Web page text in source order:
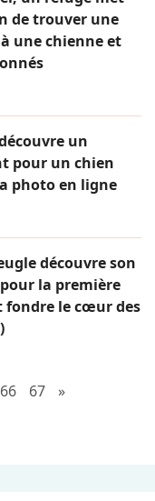
de trouver une
une chienne et
un
pour un chien
photo en ligne
découvre son
la première
fondre le cœur des
66 67 »